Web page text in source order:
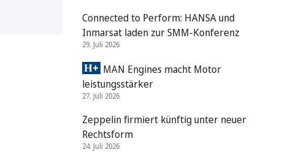
Connected to Perform: HANSA und
Inmarsat laden zur SMM-Konferenz
29. Juli 2026
MAN Engines macht Motor
leistungsstärker
27. Juli 2026
Zeppelin firmiert künftig unter neuer
Rechtsform
24. Juli 2026